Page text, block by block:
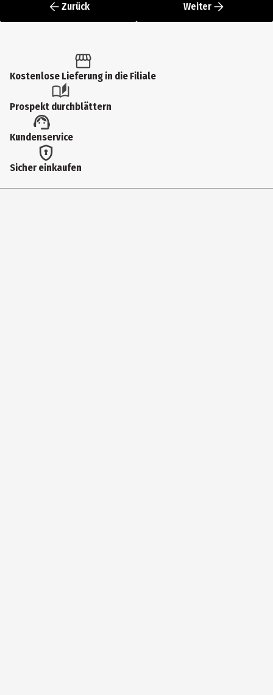
Zurück Weiter
Kostenlose Lieferung in die Filiale
Prospekt durchblättern
Kundenservice
Sicher einkaufen